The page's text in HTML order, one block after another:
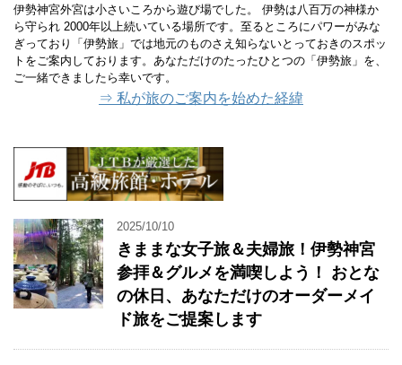
伊勢神宮外宮は小さいころから遊び場でした。 伊勢は八百万の神様か
ら守られ 2000年以上続いている場所です。至るところにパワーがみな
ぎっており「伊勢旅」では地元のものさえ知らないとっておきのスポッ
トをご案内しております。あなただけのたったひとつの「伊勢旅」を、
ご一緒できましたら幸いです。
⇒ 私が旅のご案内を始めた経緯
2025/10/10
きままな女子旅＆夫婦旅！伊勢神宮
参拝＆グルメを満喫しよう！ おとな
の休日、あなただけのオーダーメイ
ド旅をご提案します